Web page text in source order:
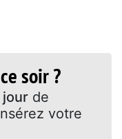
soir ?
jour de
votre